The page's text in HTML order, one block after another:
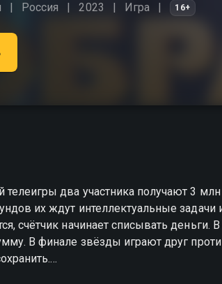
Россия 2023 Игра 16+
два участника получают 3
их ждут интеллектуальные
счётчик начинает списывать деньги.
В финале звёзды играют друг